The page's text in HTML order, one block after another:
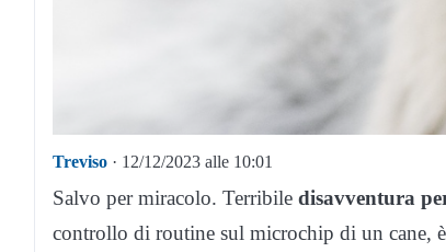
Treviso · 12/12/2023 alle 10:01
Salvo per miracolo. Terribile disavventura
controllo di routine sul microchip di un cane,